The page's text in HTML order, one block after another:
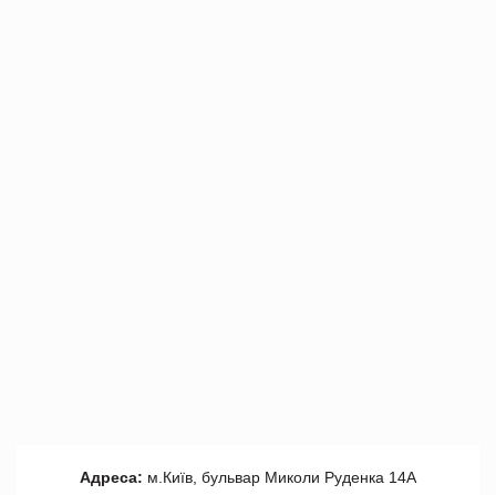
Адреса: м.Київ, бульвар Миколи Руденка 14А